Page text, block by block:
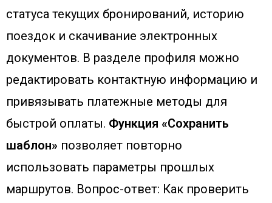
статуса текущих бронирований, историю
поездок и скачивание электронных
документов. В разделе профиля можно
редактировать контактную информацию и
привязывать платежные методы для
быстрой оплаты. Функция «Сохранить
шаблон» позволяет повторно
использовать параметры прошлых
маршрутов. Вопрос-ответ: Как проверить